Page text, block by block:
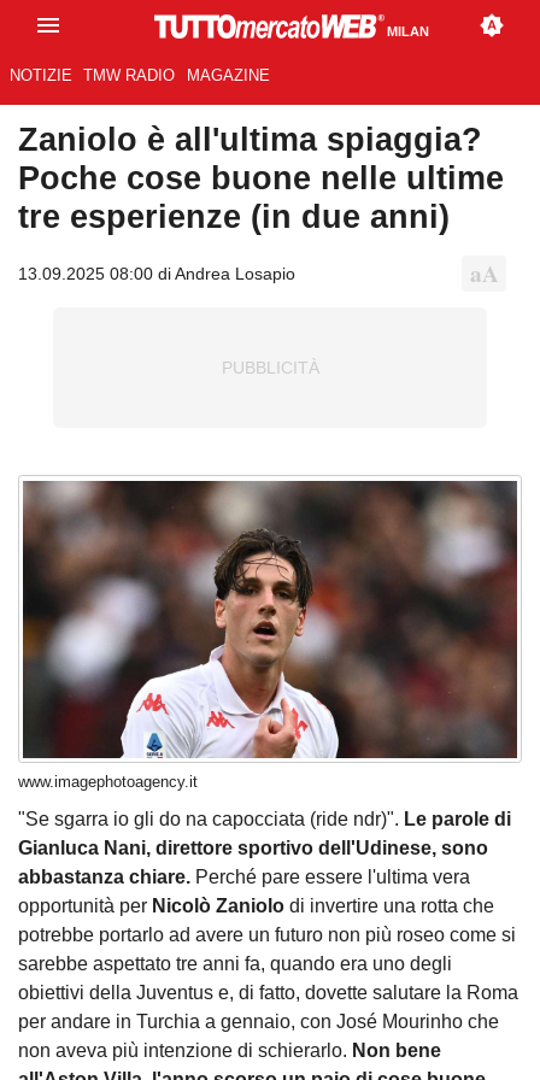
MILAN
NOTIZIE TMW RADIO MAGAZINE
Zaniolo è all'ultima spiaggia?
Poche cose buone nelle ultime
tre esperienze (in due anni)
13.09.2025 08:00 di Andrea Losapio
www.imagephotoagency.it
"Se sgarra io gli do na capocciata (ride ndr)". Le parole di
Gianluca Nani, direttore sportivo dell'Udinese, sono
abbastanza chiare. Perché pare essere l'ultima vera
opportunità per Nicolò Zaniolo di invertire una rotta che
potrebbe portarlo ad avere un futuro non più roseo come si
sarebbe aspettato tre anni fa, quando era uno degli
obiettivi della Juventus e, di fatto, dovette salutare la Roma
per andare in Turchia a gennaio, con José Mourinho che
non aveva più intenzione di schierarlo. Non bene